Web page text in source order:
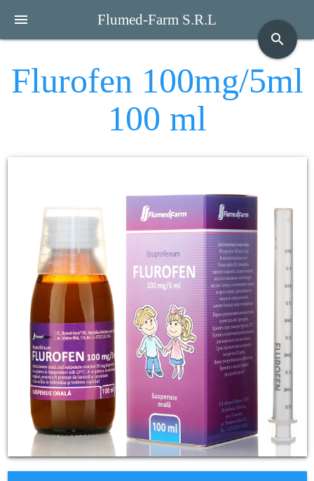
menu
Flumed-Farm S.R.L
search
Flurofen 100mg/5ml
100 ml